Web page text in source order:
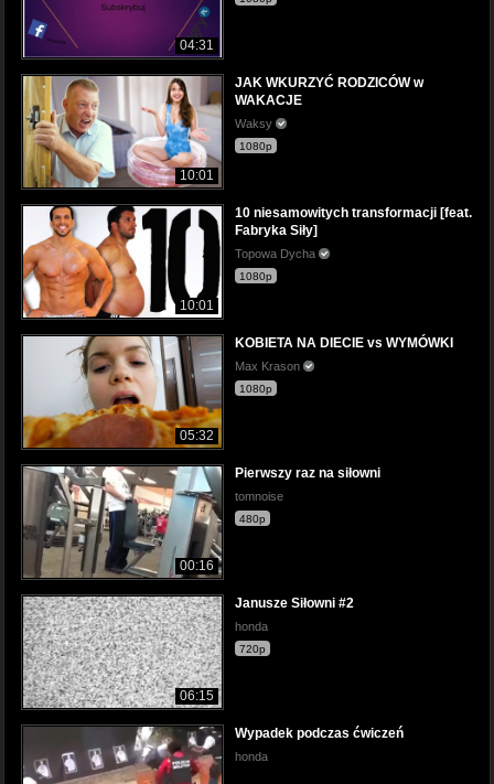
04:31
10:01
JAK WKURZYĆ RODZICÓW w
WAKACJE
Waksy
1080p
10:01
10 niesamowitych transformacji [feat.
Fabryka Siły]
Topowa Dycha
1080p
05:32
KOBIETA NA DIECIE vs WYMÓWKI
Max Krason
1080p
00:16
Pierwszy raz na siłowni
tomnoise
480p
06:15
Janusze Siłowni #2
honda
720p
Wypadek podczas ćwiczeń
honda